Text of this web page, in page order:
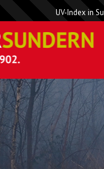
UV-Index in